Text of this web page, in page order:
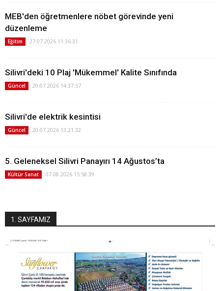
MEB'den öğretmenlere nöbet görevinde yeni
düzenleme
Eğitim 27.07.2026 11:36:31
Silivri'deki 10 Plaj 'Mükemmel' Kalite Sınıfında
Güncel 20.07.2026 14:37:57
Silivri'de elektrik kesintisi
Güncel 20.07.2026 13:21:32
5. Geleneksel Silivri Panayırı 14 Ağustos’ta
Kültür Sanat 07.08.2026 15:58:39
1. SAYFAMIZ